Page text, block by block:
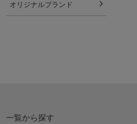
オリジナルブランド
一覧から探す